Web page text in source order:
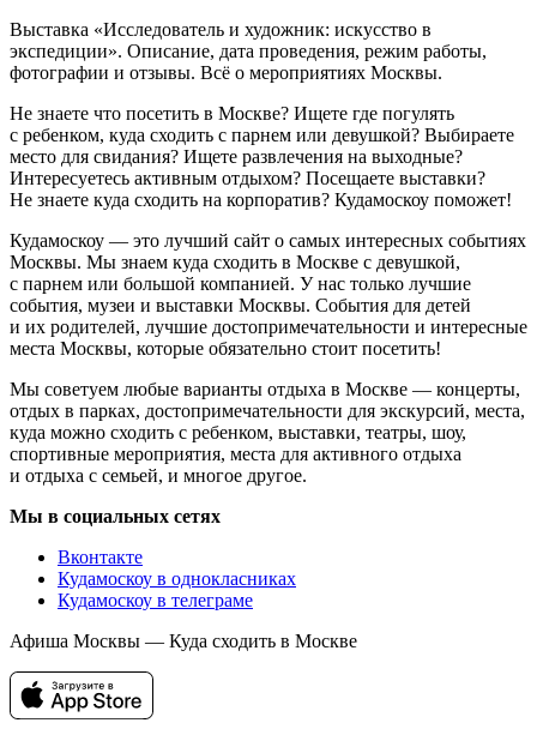
Выставка «Исследователь и художник: искусство в
экспедиции». Описание, дата проведения, режим работы,
фотографии и отзывы. Всё о мероприятиях Москвы.
Не знаете что посетить в Москве? Ищете где погулять
с ребенком, куда сходить с парнем или девушкой? Выбираете
место для свидания? Ищете развлечения на выходные?
Интересуетесь активным отдыхом? Посещаете выставки?
Не знаете куда сходить на корпоратив? Кудамоскоу поможет!
Кудамоскоу — это лучший сайт о самых интересных событиях
Москвы. Мы знаем куда сходить в Москве с девушкой,
с парнем или большой компанией. У нас только лучшие
события, музеи и выставки Москвы. События для детей
и их родителей, лучшие достопримечательности и интересные
места Москвы, которые обязательно стоит посетить!
Мы советуем любые варианты отдыха в Москве — концерты,
отдых в парках, достопримечательности для экскурсий, места,
куда можно сходить с ребенком, выставки, театры, шоу,
спортивные мероприятия, места для активного отдыха
и отдыха с семьей, и многое другое.
Мы в социальных сетях
Вконтакте
Кудамоскоу в однокласниках
Кудамоскоу в телеграме
Афиша Москвы — Куда сходить в Москве